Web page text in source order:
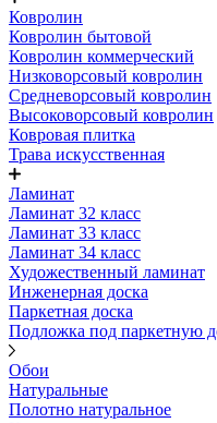
Ковролин
Ковролин бытовой
Ковролин коммерческий
Низковорсовый ковролин
Средневорсовый ковролин
Высоковорсовый ковролин
Ковровая плитка
Трава искусственная
Ламинат
Ламинат 32 класс
Ламинат 33 класс
Ламинат 34 класс
Художественный ламинат
Инженерная доска
Паркетная доска
Подложка под паркетную
Обои
Натуральные
Полотно натуральное